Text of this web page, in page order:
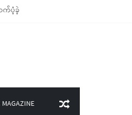
ာက်ပံ့ခဲ့
ပေးဝေခဲ့